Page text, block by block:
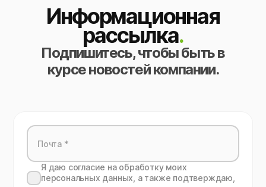
Информационная
рассылка.
Подпишитесь, чтобы быть в
курсе новостей компании.
Я даю согласие на обработку моих
персональных данных, а также подтверждаю,